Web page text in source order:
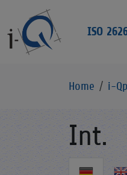
ISO
Home i-
Int.